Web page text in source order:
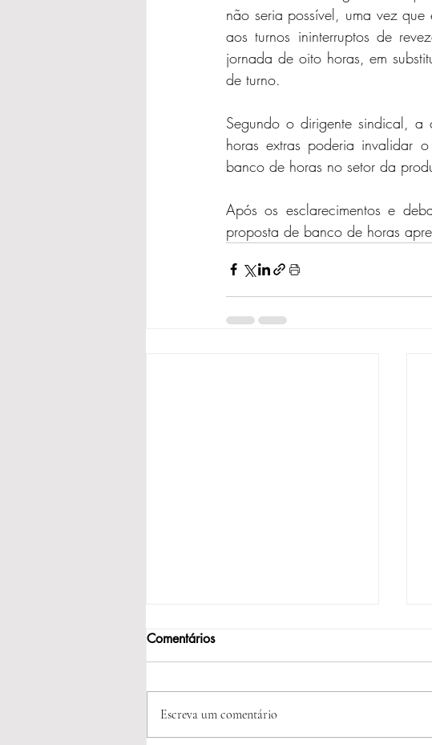
não seria possível, uma vez
aos turnos ininterruptos de
jornada de oito horas, em
de turno.
Segundo o dirigente sindical,
horas extras poderia invalidar
banco de horas no setor da
Após os esclarecimentos e
proposta de banco de horas
Dia dos Pais!!!
Comentários
Escreva um comentário